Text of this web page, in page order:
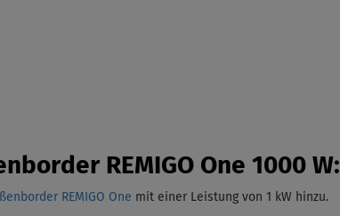
REMIGO One 1000 W:
REMIGO One mit einer Leistung von 1 kW hinzu.